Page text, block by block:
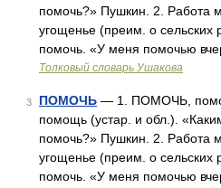
помочь?» Пушкин. 2. Работа
угощенье (преим. о сельских
помочь. «У меня помочью
Толковый словарь Ушакова
3 ПОМОЧЬ — 1. ПОМОЧЬ,
помощь (устар. и обл.).
помочь?» Пушкин. 2. Работа
угощенье (преим. о сельских
помочь. «У меня помочью